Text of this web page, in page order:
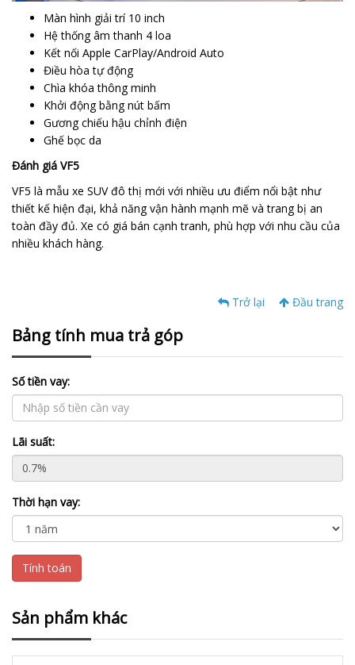
Màn hình giải trí 10 inch
Hệ thống âm thanh 4 loa
Kết nối Apple CarPlay/Android Auto
Điều hòa tự động
Chìa khóa thông minh
Khởi động bằng nút bấm
Gương chiếu hậu chỉnh điện
Ghế bọc da
Đánh giá VF5
VF5 là mẫu xe SUV đô thị mới với nhiều ưu điểm nổi bật như
thiết kế hiện đại, khả năng vận hành mạnh mẽ và trang bị an
toàn đầy đủ. Xe có giá bán cạnh tranh, phù hợp với nhu cầu của
nhiều khách hàng.
Trở lại Đầu trang
Bảng tính mua trả góp
Số tiền vay:
Lãi suất:
Thời hạn vay:
Tính toán
Sản phẩm khác